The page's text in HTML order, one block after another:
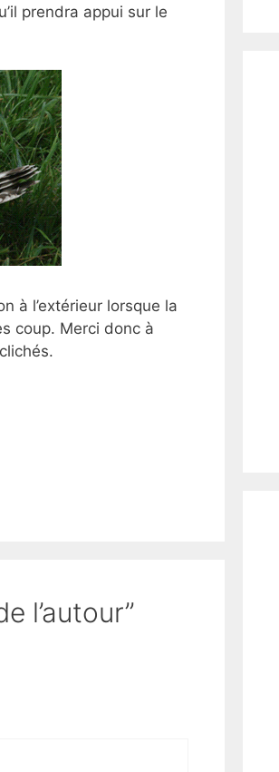
prendra appui sur le
à l’extérieur lorsque la
coup. Merci donc à
l’autour”